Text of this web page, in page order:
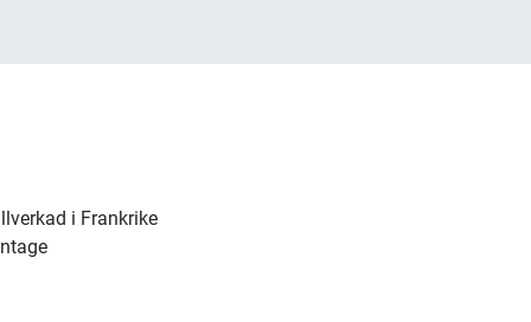
i Frankrike